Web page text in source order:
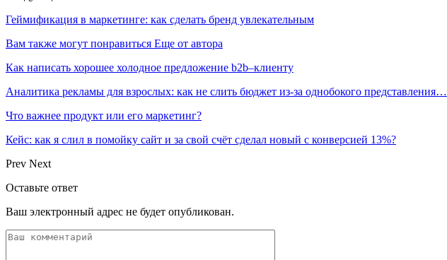
Геймификация в маркетинге: как сделать бренд увлекательным
Вам также могут понравиться Еще от автора
Как написать хорошее холодное предложение b2b–клиенту
Аналитика рекламы для взрослых: как не слить бюджет из-за однобокого представления…
Что важнее продукт или его маркетинг?
Кейс: как я слил в помойку сайт и за свой счёт сделал новый с конверсией 13%?
Prev Next
Оставьте ответ
Ваш электронный адрес не будет опубликован.